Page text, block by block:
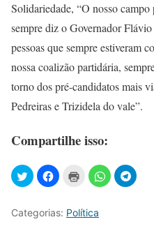
Solidariedade, “O nosso
sempre diz o Governador
pessoas que sempre estiveram
nossa coalizão partidária,
torno dos pré-candidatos mais
Pedreiras e Trizidela do vale”.
Compartilhe isso:
Categorias: Política